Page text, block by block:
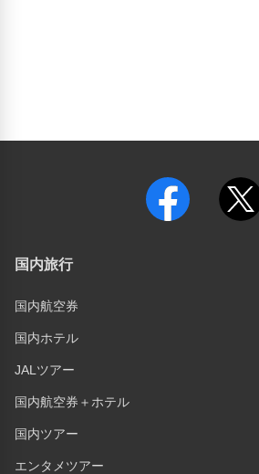
国内旅行
国内航空券
国内ホテル
JALツアー
国内航空券＋ホテル
国内ツアー
エンタメツアー